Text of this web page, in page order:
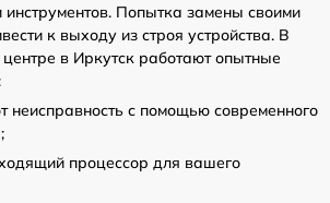
инструментов. Попытка замены своими
к выходу из строя устройства. В
в Иркутск работают опытные
неисправность с помощью современного
процессор для вашего